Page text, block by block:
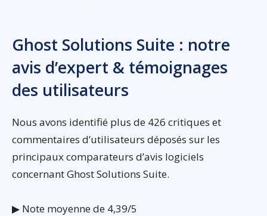
Ghost Solutions Suite : notre
avis d’expert & témoignages
des utilisateurs
Nous avons identifié plus de 426 critiques et
commentaires d’utilisateurs déposés sur les
principaux comparateurs d’avis logiciels
concernant Ghost Solutions Suite.
▶ Note moyenne de 4,39/5